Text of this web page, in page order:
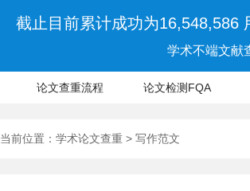
截止目前累计成功为16,548,586
学术不端文献
论文查重流程 论文检测FQA
当前位置： 学术论文查重 > 写作范文